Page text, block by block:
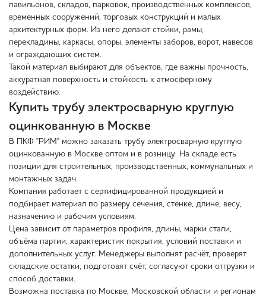
павильонов, складов, парковок, производственных комплексов,
временных сооружений, торговых конструкций и малых
архитектурных форм. Из него делают стойки, рамы,
перекладины, каркасы, опоры, элементы заборов, ворот, навесов
и ограждающих систем.
Такой материал выбирают для объектов, где важны прочность,
аккуратная поверхность и стойкость к атмосферному
воздействию.
Купить трубу электросварную круглую
оцинкованную в Москве
В ПКФ "РИМ" можно заказать трубу электросварную круглую
оцинкованную в Москве оптом и в розницу. На складе есть
позиции для строительных, производственных, коммунальных и
монтажных задач.
Компания работает с сертифицированной продукцией и
подбирает материал по размеру сечения, стенке, длине, весу,
назначению и рабочим условиям.
Цена зависит от параметров профиля, длины, марки стали,
объёма партии, характеристик покрытия, условий поставки и
дополнительных услуг. Менеджеры выполнят расчёт, проверят
складские остатки, подготовят счёт, согласуют сроки отгрузки и
способ доставки.
Возможна поставка по Москве, Московской области и регионам